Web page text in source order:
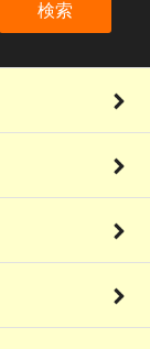
検索